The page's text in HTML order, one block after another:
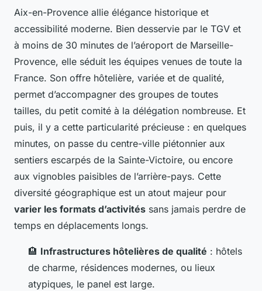
Aix-en-Provence allie élégance historique et
accessibilité moderne. Bien desservie par le TGV et
à moins de 30 minutes de l’aéroport de Marseille-
Provence, elle séduit les équipes venues de toute la
France. Son offre hôtelière, variée et de qualité,
permet d’accompagner des groupes de toutes
tailles, du petit comité à la délégation nombreuse. Et
puis, il y a cette particularité précieuse : en quelques
minutes, on passe du centre-ville piétonnier aux
sentiers escarpés de la Sainte-Victoire, ou encore
aux vignobles paisibles de l’arrière-pays. Cette
diversité géographique est un atout majeur pour
varier les formats d’activités sans jamais perdre de
temps en déplacements longs.
🏨 Infrastructures hôtelières de qualité : hôtels
de charme, résidences modernes, ou lieux
atypiques, le panel est large.